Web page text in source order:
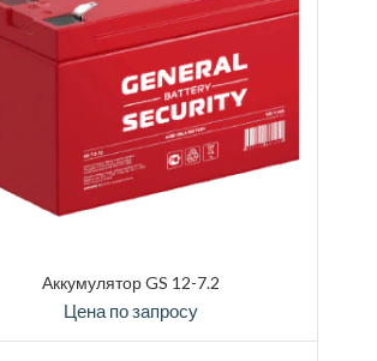
Аккумулятор GS 12-7.2
Цена по запросу